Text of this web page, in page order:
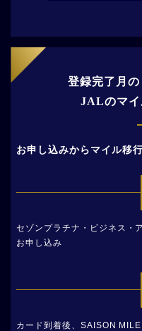
登録完了月の
JALのマイ
お申し込みからマイル移
セゾンプラチナ・ビジネス・
お申し込み
カード到着後、SAISON